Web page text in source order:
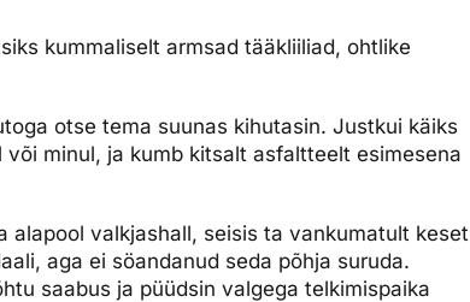
kummaliselt armsad tääkliiliad, ohtlike
otse tema suunas kihutasin. Justkui käiks
minul, ja kumb kitsalt asfaltteelt esimesena
alapool valkjashall, seisis ta vankumatult keset
aga ei söandanud seda põhja suruda.
saabus ja püüdsin valgega telkimispaika